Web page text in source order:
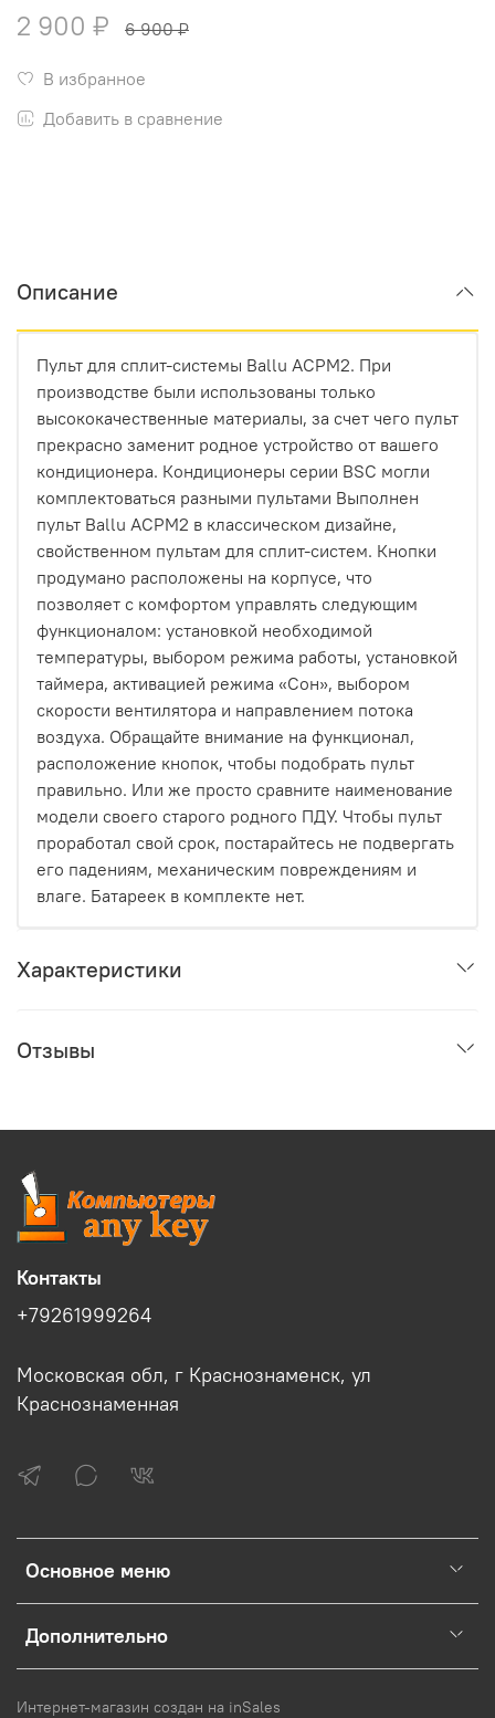
2 900 ₽ 6 900 ₽
В избранное
Добавить в сравнение
Описание
Пульт для сплит-системы Ballu ACPM2. При
производстве были использованы только
высококачественные материалы, за счет чего пульт
прекрасно заменит родное устройство от вашего
кондиционера. Кондиционеры серии BSC могли
комплектоваться разными пультами Выполнен
пульт Ballu ACPM2 в классическом дизайне,
свойственном пультам для сплит-систем. Кнопки
продумано расположены на корпусе, что
позволяет с комфортом управлять следующим
функционалом: установкой необходимой
температуры, выбором режима работы, установкой
таймера, активацией режима «Сон», выбором
скорости вентилятора и направлением потока
воздуха. Обращайте внимание на функционал,
расположение кнопок, чтобы подобрать пульт
правильно. Или же просто сравните наименование
модели своего старого родного ПДУ. Чтобы пульт
проработал свой срок, постарайтесь не подвергать
его падениям, механическим повреждениям и
влаге. Батареек в комплекте нет.
Характеристики
Отзывы
Основное меню
Дополнительно
Контакты
+79261999264
Московская обл, г Краснознаменск, ул
Краснознаменная
Интернет-магазин создан на inSales